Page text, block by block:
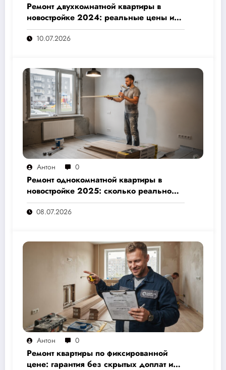
Ремонт двухкомнатной квартиры в
новостройке 2024: реальные цены и
скрытые расходы, которые вам не
назовут подрядчики
10.07.2026
Антон 0
Ремонт однокомнатной квартиры в
новостройке 2025: сколько реально
стоит и как не переплатить — полный
расчёт от 500 000 рублей
08.07.2026
Антон 0
Ремонт квартиры по фиксированной
цене: гарантия без скрытых доплат и